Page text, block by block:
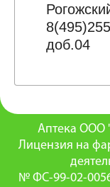
доб.04
Аптека ООО
Лицензия на
№ ФС-99-02-